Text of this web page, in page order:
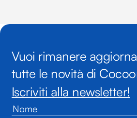
Vuoi rimanere
tutte le novità di
Iscriviti alla newsletter!